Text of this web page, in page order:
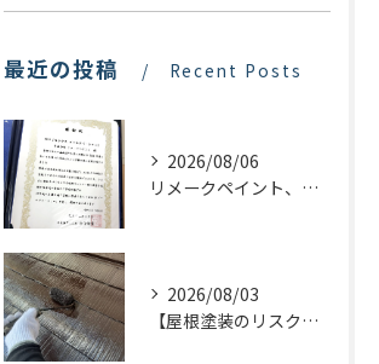
最近の投稿 Recent Posts
2026/08/06
リメークペイント、感謝状を頂く！
2026/08/03
【屋根塗装のリスクを下げる！】屋根の点検はドローンで！